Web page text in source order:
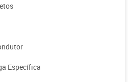
Específica